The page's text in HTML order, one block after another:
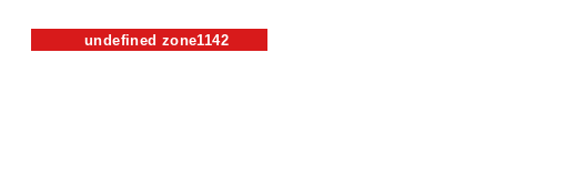
undefined zone1142